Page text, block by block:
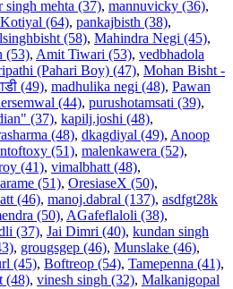
singh mehta (37), mannuvicky (36),
Kotiyal (64), pankajbisth (38),
(58), Mahindra Negi (45),
(53), Amit Tiwari (53), vedbhadola
(Pahari Boy) (47), Mohan Bisht -
(49), madhulika negi (48), Pawan
(44), purushotamsati (39),
(37), kapilj.joshi (48),
(48), dkagdiyal (49), Anoop
(51), malenkawera (52),
(41), vimalbhatt (48),
(51), OresiaseX (50),
(46), manoj.dabral (137), asdfgt28k
(50), AGafeflaloli (38),
(37), Jai Dimri (40), kundan singh
, grougsgep (46), Munslake (46),
(45), Boftreop (54), Tamepenna (41),
(48), vinesh singh (32), Malkanigopal